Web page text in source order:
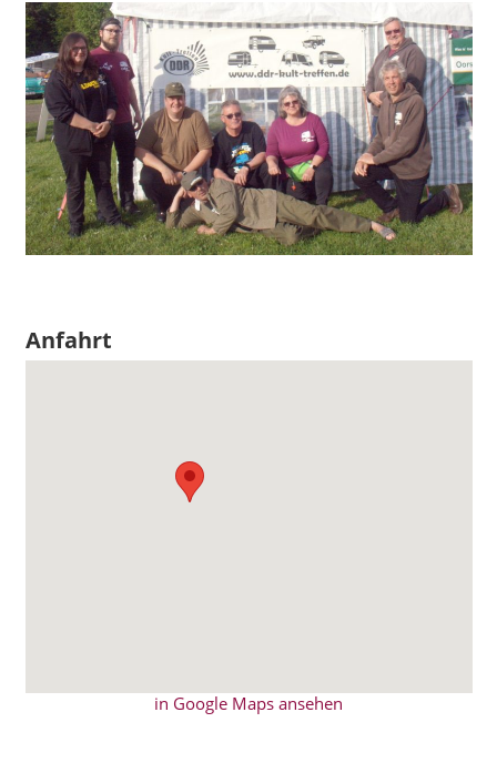
Anfahrt
in Google Maps ansehen